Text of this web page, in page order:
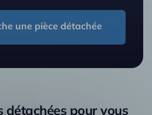
une pièce détachée
détachées pour vous